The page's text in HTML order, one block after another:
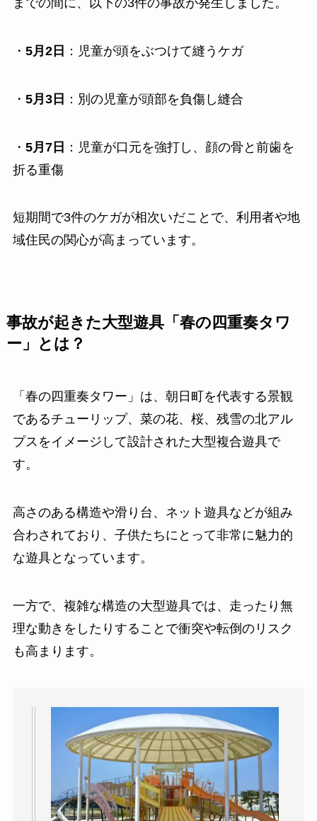
までの間に、以下の3件の事故が発生しました。
・ 5月2日 ：児童が頭をぶつけて縫うケガ
・ 5月3日 ：別の児童が頭部を負傷し縫合
・ 5月7日 ：児童が口元を強打し、顔の骨と前歯を
折る重傷
短期間で3件のケガが相次いだことで、利用者や地
域住民の関心が高まっています。
事故が起きた大型遊具「春の四重奏タワ
ー」とは？
「春の四重奏タワー」は、朝日町を代表する景観
であるチューリップ、菜の花、桜、残雪の北アル
プスをイメージして設計された大型複合遊具で
す。
高さのある構造や滑り台、ネット遊具などが組み
合わされており、子供たちにとって非常に魅力的
な遊具となっています。
一方で、複雑な構造の大型遊具では、走ったり無
理な動きをしたりすることで衝突や転倒のリスク
も高まります。